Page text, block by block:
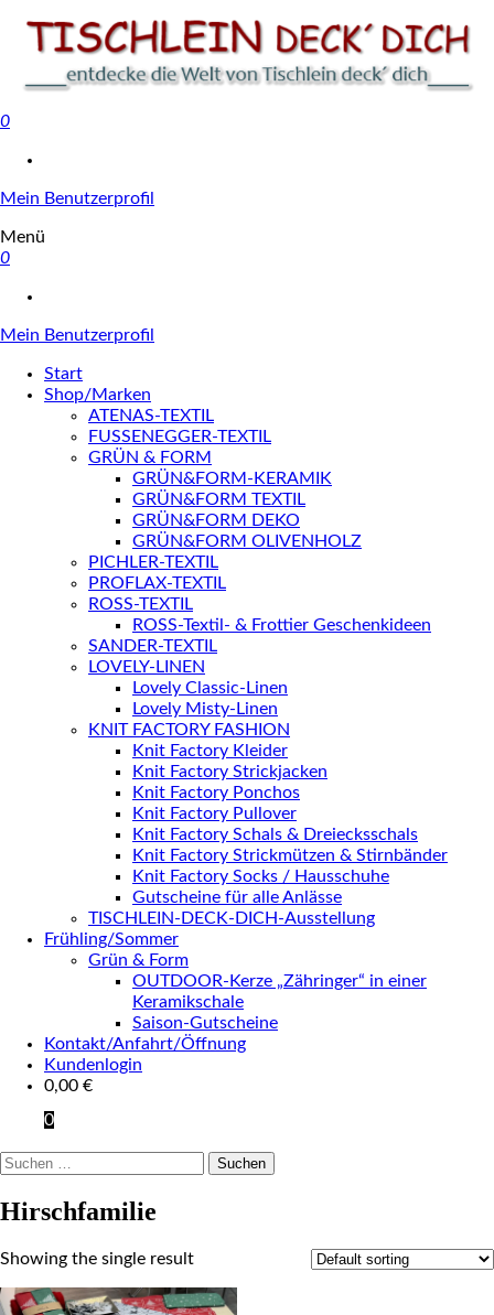
0
Mein Benutzerprofil
Menü
0
Mein Benutzerprofil
Start
Shop/Marken
ATENAS-TEXTIL
FUSSENEGGER-TEXTIL
GRÜN & FORM
GRÜN&FORM-KERAMIK
GRÜN&FORM TEXTIL
GRÜN&FORM DEKO
GRÜN&FORM OLIVENHOLZ
PICHLER-TEXTIL
PROFLAX-TEXTIL
ROSS-TEXTIL
ROSS-Textil- & Frottier Geschenkideen
SANDER-TEXTIL
LOVELY-LINEN
Lovely Classic-Linen
Lovely Misty-Linen
KNIT FACTORY FASHION
Knit Factory Kleider
Knit Factory Strickjacken
Knit Factory Ponchos
Knit Factory Pullover
Knit Factory Schals & Dreiecksschals
Knit Factory Strickmützen & Stirnbänder
Knit Factory Socks / Hausschuhe
Gutscheine für alle Anlässe
TISCHLEIN-DECK-DICH-Ausstellung
Frühling/Sommer
Grün & Form
OUTDOOR-Kerze „Zähringer“ in einer
Keramikschale
Saison-Gutscheine
Kontakt/Anfahrt/Öffnung
Kundenlogin
0,00 €
0
Suchen
Hirschfamilie
Showing the single result